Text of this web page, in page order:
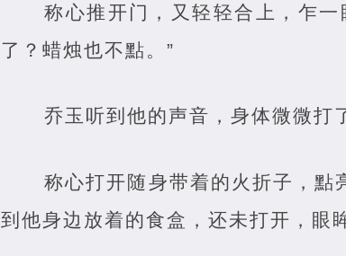
称心推开门，又轻轻合上，乍
了？蜡烛也不點。”
乔玉听到他的声音，身体微微打
称心打开随身带着的火折子，點
到他身边放着的食盒，还未打开，眼